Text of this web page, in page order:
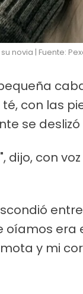
novia | Fuente:
con las
se
dijo, con
oíamos
y mi